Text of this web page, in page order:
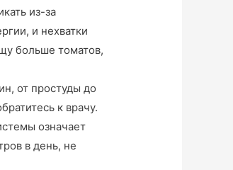
из-за
и нехватки
больше томатов,
от простуды до
к врачу.
означает
в день, не